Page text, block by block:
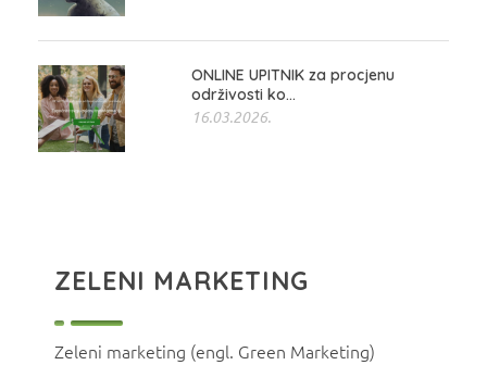
ONLINE UPITNIK za procjenu
održivosti ko...
16.03.2026.
ZELENI MARKETING
Zeleni marketing (engl. Green Marketing)